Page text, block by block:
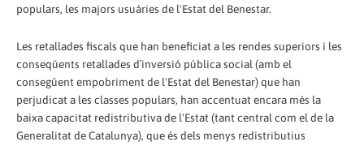
populars, les majors usuàries de l'Estat del Benestar.
Les retallades fiscals que han beneficiat a les rendes superiors i les
conseqüents retallades d´inversió pública social (amb el
consegüent empobriment de l'Estat del Benestar) que han
perjudicat a les classes populars, han accentuat encara més la
baixa capacitat redistributiva de l'Estat (tant central com el de la
Generalitat de Catalunya), que és dels menys redistributius